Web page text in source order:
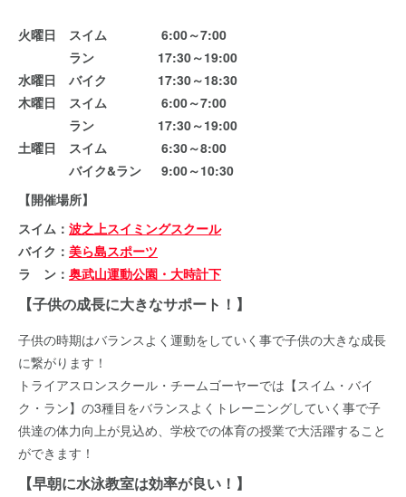
火曜日 スイム 6:00～7:00
ラン 17:30～19:00
水曜日 バイク 17:30～18:30
木曜日 スイム 6:00～7:00
ラン 17:30～19:00
土曜日 スイム 6:30～8:00
バイク&ラン 9:00～10:30
【開催場所】
スイム： 波之上スイミングスクール
バイク： 美ら島スポーツ
ラ ン： 奥武山運動公園・大時計下
【子供の成長に大きなサポート！】
子供の時期はバランスよく運動をしていく事で子供の大きな成長
に繋がります！
トライアスロンスクール・チームゴーヤーでは【スイム・バイ
ク・ラン】の3種目をバランスよくトレーニングしていく事で子
供達の体力向上が見込め、学校での体育の授業で大活躍すること
ができます！
【早朝に水泳教室は効率が良い！】